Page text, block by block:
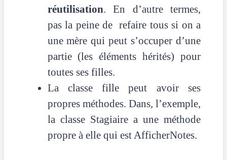
réutilisation. En d’autre termes,
pas la peine de refaire tous si on a
une mère qui peut s’occuper d’une
partie (les éléments hérités) pour
toutes ses filles.
La classe fille peut avoir ses
propres méthodes. Dans, l’exemple,
la classe Stagiaire a une méthode
propre à elle qui est AfficherNotes.